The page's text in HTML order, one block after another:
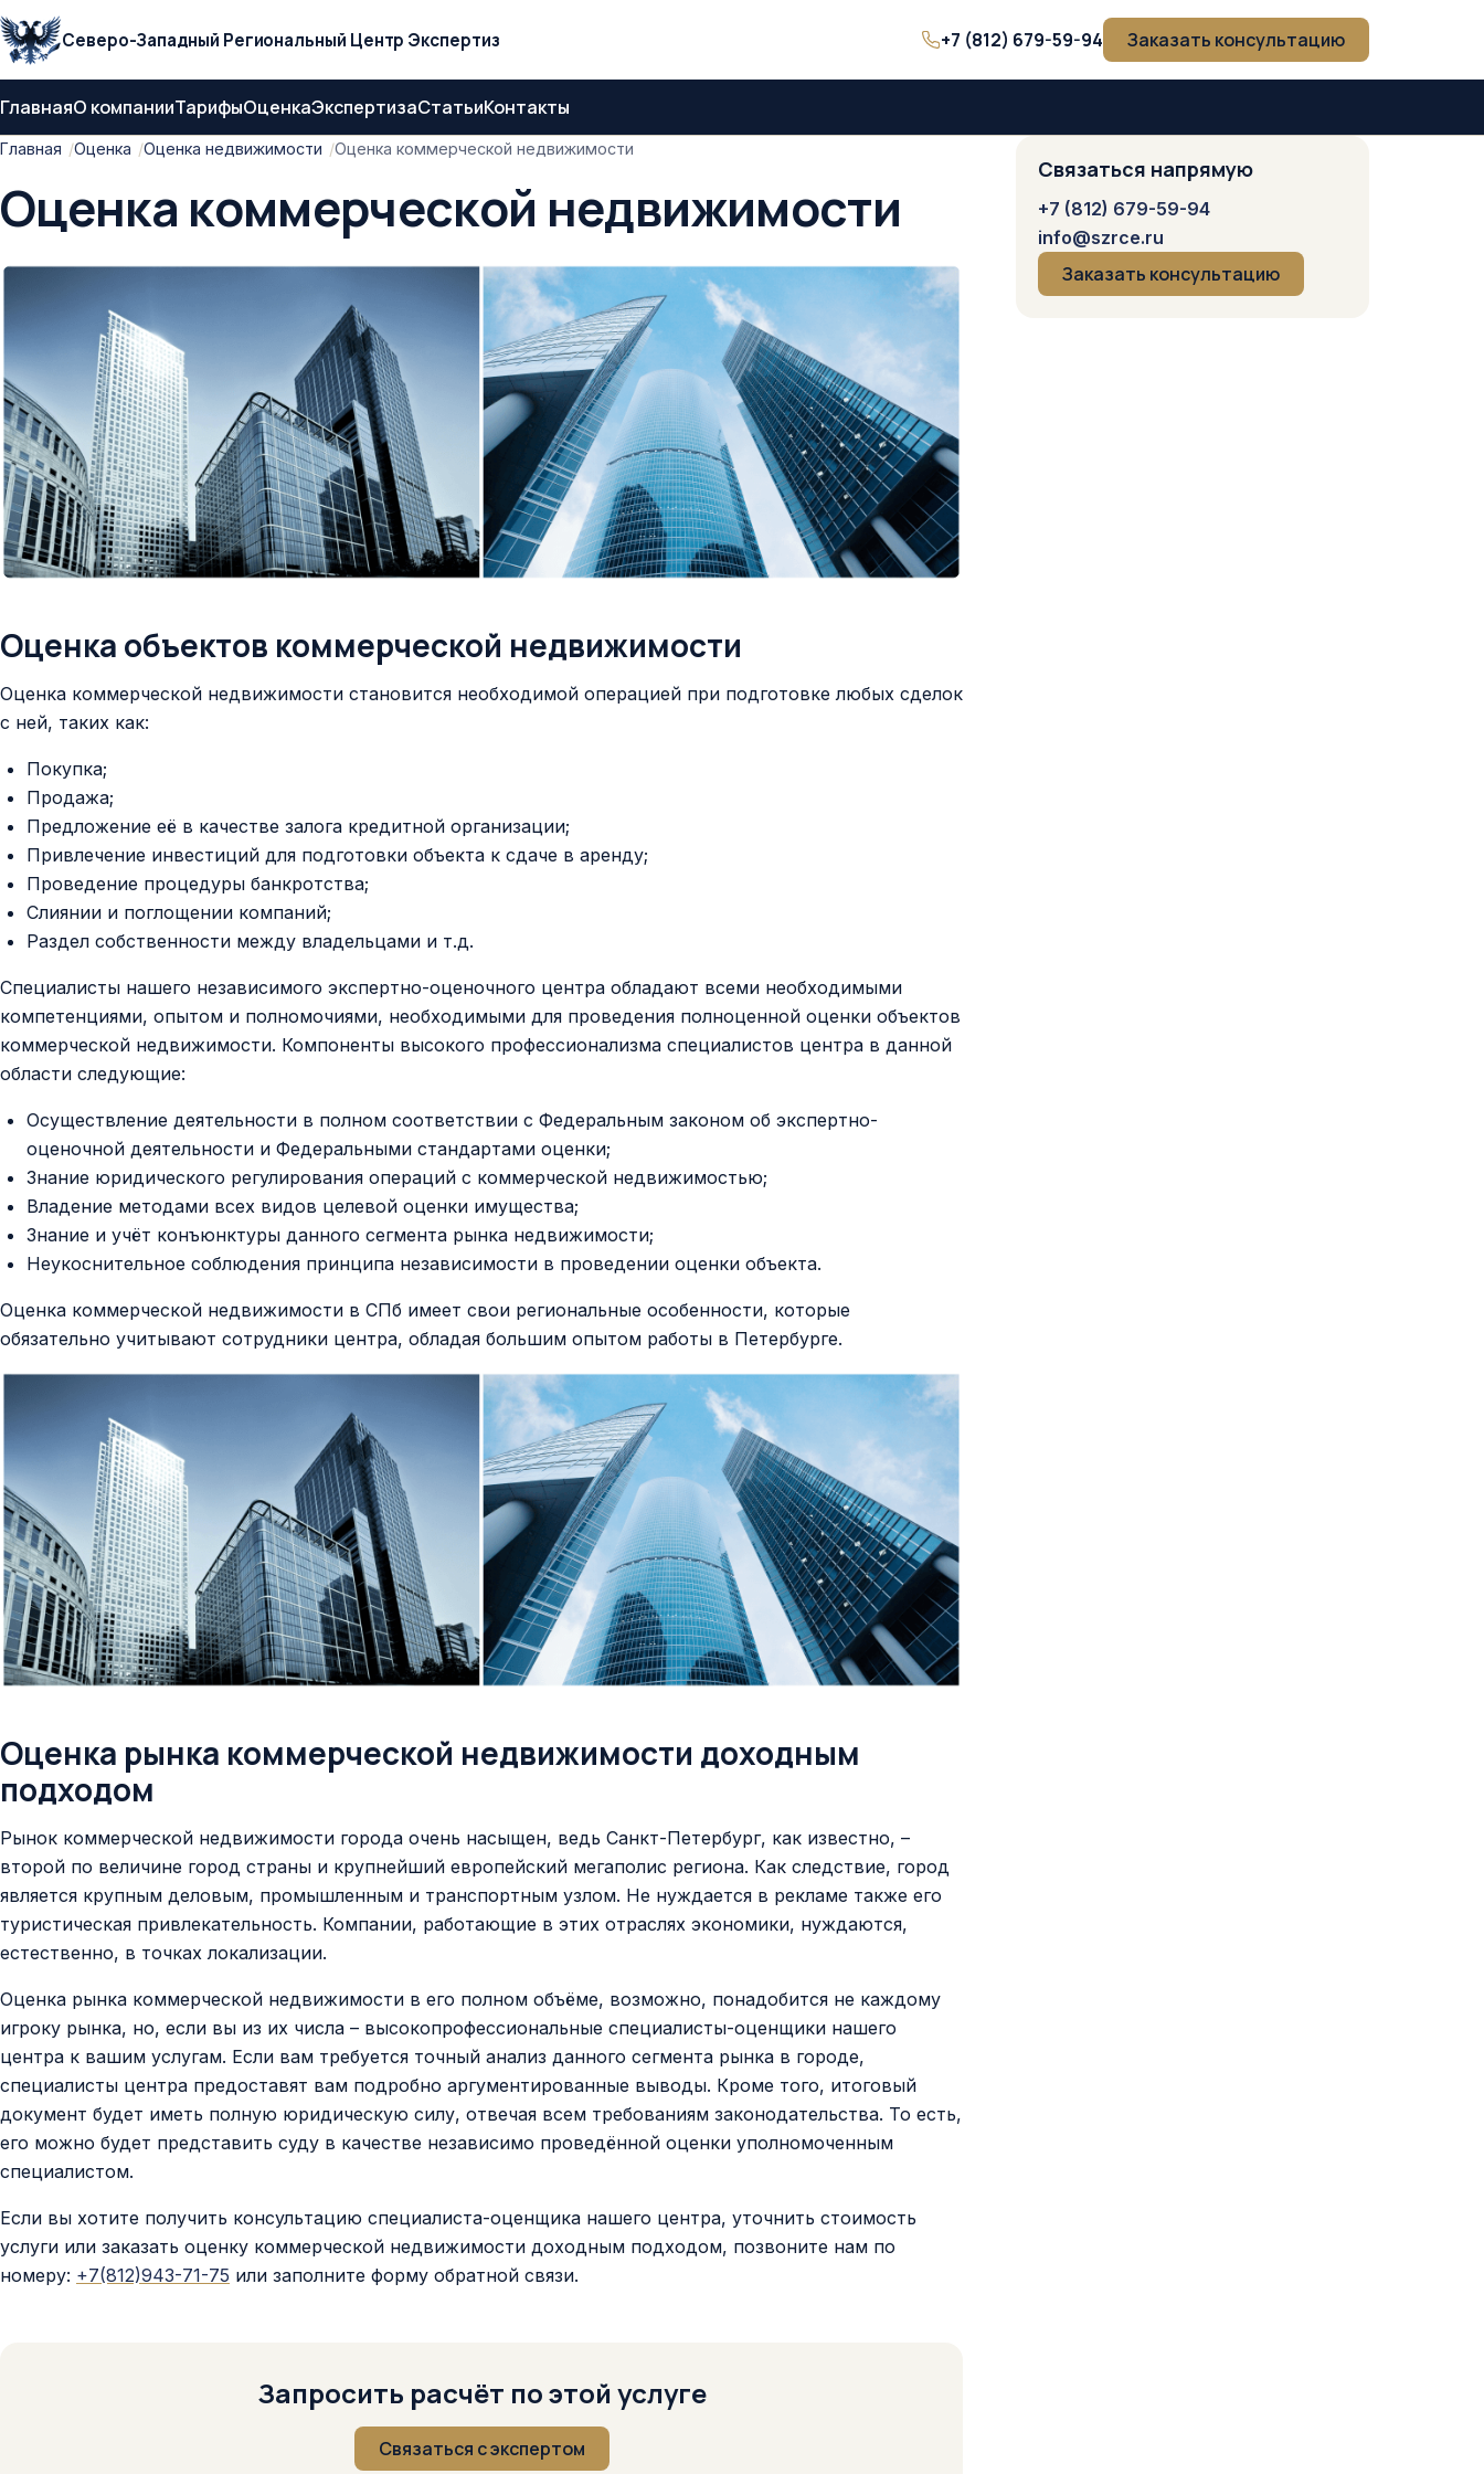
Северо-Западный Региональный Центр Экспертиз +7 (812) 679-59-94 Заказать консультацию
ГлавнаяО компанииТарифыОценкаЭкспертизаСтатьиКонтакты
Главная Оценка Оценка недвижимости Оценка коммерческой недвижимости
Оценка коммерческой недвижимости
Оценка объектов коммерческой недвижимости
Оценка коммерческой недвижимости становится необходимой операцией при подготовке любых сделок
с ней, таких как:
Покупка;
Продажа;
Предложение её в качестве залога кредитной организации;
Привлечение инвестиций для подготовки объекта к сдаче в аренду;
Проведение процедуры банкротства;
Слиянии и поглощении компаний;
Раздел собственности между владельцами и т.д.
Специалисты нашего независимого экспертно-оценочного центра обладают всеми необходимыми
компетенциями, опытом и полномочиями, необходимыми для проведения полноценной оценки объектов
коммерческой недвижимости. Компоненты высокого профессионализма специалистов центра в данной
области следующие:
Осуществление деятельности в полном соответствии с Федеральным законом об экспертно-
оценочной деятельности и Федеральными стандартами оценки;
Знание юридического регулирования операций с коммерческой недвижимостью;
Владение методами всех видов целевой оценки имущества;
Знание и учёт конъюнктуры данного сегмента рынка недвижимости;
Неукоснительное соблюдения принципа независимости в проведении оценки объекта.
Оценка коммерческой недвижимости в СПб имеет свои региональные особенности, которые
обязательно учитывают сотрудники центра, обладая большим опытом работы в Петербурге.
Оценка рынка коммерческой недвижимости доходным
подходом
Рынок коммерческой недвижимости города очень насыщен, ведь Санкт-Петербург, как известно, –
второй по величине город страны и крупнейший европейский мегаполис региона. Как следствие, город
является крупным деловым, промышленным и транспортным узлом. Не нуждается в рекламе также его
туристическая привлекательность. Компании, работающие в этих отраслях экономики, нуждаются,
естественно, в точках локализации.
Оценка рынка коммерческой недвижимости в его полном объёме, возможно, понадобится не каждому
игроку рынка, но, если вы из их числа – высокопрофессиональные специалисты-оценщики нашего
центра к вашим услугам. Если вам требуется точный анализ данного сегмента рынка в городе,
специалисты центра предоставят вам подробно аргументированные выводы. Кроме того, итоговый
документ будет иметь полную юридическую силу, отвечая всем требованиям законодательства. То есть,
его можно будет представить суду в качестве независимо проведённой оценки уполномоченным
специалистом.
Если вы хотите получить консультацию специалиста-оценщика нашего центра, уточнить стоимость
услуги или заказать оценку коммерческой недвижимости доходным подходом, позвоните нам по
номеру: +7(812)943-71-75 или заполните форму обратной связи.
Запросить расчёт по этой услуге
Связаться с экспертом
Связаться напрямую
+7 (812) 679-59-94
info@szrce.ru
Заказать консультацию